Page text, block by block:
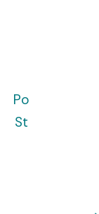
Po
St